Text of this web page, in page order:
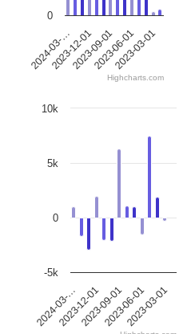
2024-03-…
2023-12-012023-09-012023-06-01
2023-03-01
0
Highcharts.com
2024-03-…
2023-12-012023-09-012023-06-012023-03-01
-5k
0
5k
10k